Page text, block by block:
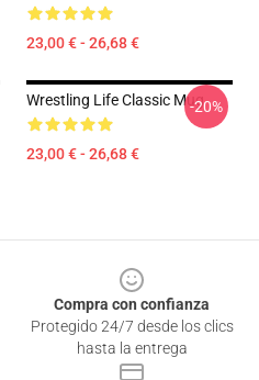
23,00 € - 26,68 €
Wrestling Life Classic Mug
23,00 € - 26,68 €
-20%
Compra con confianza
Protegido 24/7 desde los clics
hasta la entrega